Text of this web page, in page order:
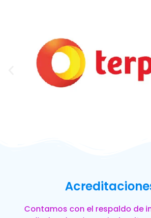
Contamos con el respaldo de